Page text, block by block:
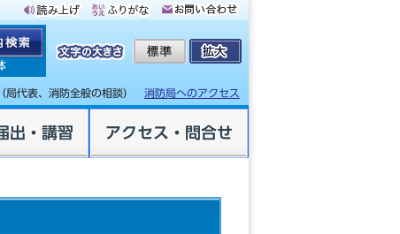
（局代表、消防全般の相談） 消防局へのアクセス
出・講習 アクセス・問合せ